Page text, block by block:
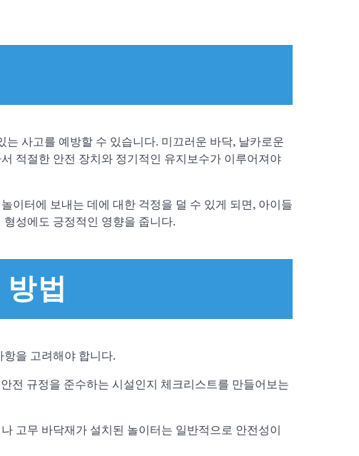
사고를 예방할 수 있습니다. 미끄러운 바닥, 날카로운
적절한 안전 장치와 정기적인 유지보수가 이루어져야
이터에 보내는 데에 대한 걱정을 덜 수 있게 되면, 아이들
성에도 긍정적인 영향을 줍니다.
법
을 고려해야 합니다.
전 규정을 준수하는 시설인지 체크리스트를 만들어보는
고무 바닥재가 설치된 놀이터는 일반적으로 안전성이